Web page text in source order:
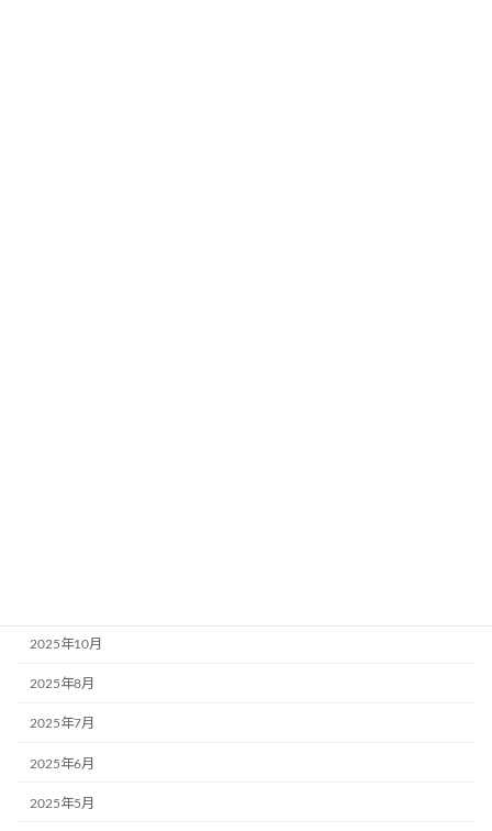
2025年10月
2025年8月
2025年7月
2025年6月
2025年5月